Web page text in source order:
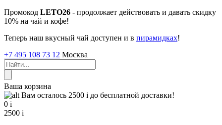
Промокод LETO26 - продолжает действовать и давать скидку
10% на чай и кофе!
Теперь наш вкусный чай доступен и в пирамидках!
+7 495 108 73 12 Москва
Ваша корзина
Вам осталось 2500 i до бесплатной доставки!
0 i
2500 i